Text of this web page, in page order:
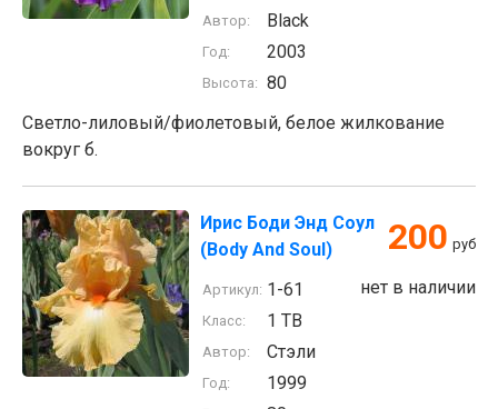
Автор: Black
Год: 2003
Высота: 80
Cветло-лиловый/фиолетовый, белое жилкование
вокруг б.
Ирис Боди Энд Соул
(Body And Soul)
200 руб
нет в наличии
Артикул: 1-61
Класс: 1 TB
Автор: Стэли
Год: 1999